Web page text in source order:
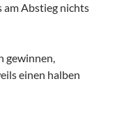
am Abstieg nichts
gewinnen,
einen halben